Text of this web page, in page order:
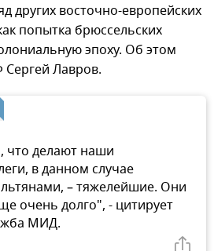
других восточно-европейских
попытка брюссельских
эпоху. Об этом
Лавров.
что делают наши
в данном случае
– тяжелейшие. Они
очень долго", - цитирует
МИД.